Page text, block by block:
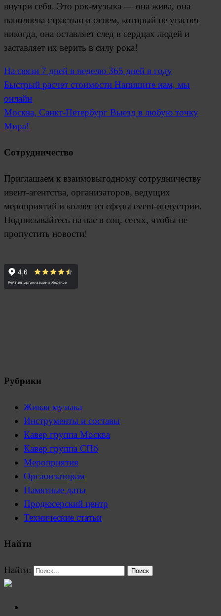
внутри себя. Это рок-музыка — она жива, она
наполнена страстью и огнем, который не угаснет
никогда, она оставляет след в сердцах людей и
заставляет их верить в силу рока!
На связи 7 дней в неделю 365 дней в году
Быстрый расчет стоимости Напишите нам, мы
онлайн
Москва, Санкт-Петербург Выезд в любую точку
Мира!
Сотрудничество
Приглашаем к взаимовыгодному сотрудничеству
ивент-агентства, организаторов, ведущих
мероприятий и коллег из сферы event-индустрии.
Подписывайтесь на нас в соц. сетях, чтобы не
пропустить новости!
Рубрики
Живая музыка
Инструменты и составы
Кавер группа Москва
Кавер группа СПб
Мероприятия
Организаторам
Памятные даты
Продюсерский центр
Технические статьи
Найти
Найти: